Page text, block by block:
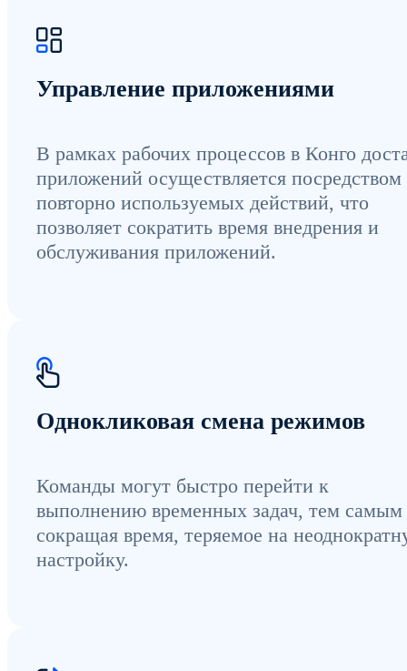
Управление приложениями
В рамках рабочих процессов в Конго
приложений осуществляется посредством
повторно используемых действий, что
позволяет сократить время внедрения и
обслуживания приложений.
Однокликовая смена режимов
Команды могут быстро перейти к
выполнению временных задач, тем самым
сокращая время, теряемое на
настройку.